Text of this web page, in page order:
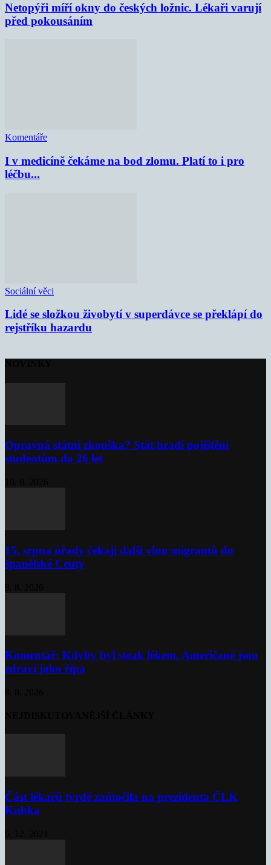
Netopýři míří okny do českých ložnic. Lékaři varují
před pokousáním
Komentáře
I v medicíně čekáme na bod zlomu. Platí to i pro
léčbu...
Sociální věci
Lidé se složkou živobytí v superdávce se překlápí do
rejstříku hazardu
Opravná státní zkouška? Stát hradí pojištění
studentům do 26 let
15. srpna úřady čekají další vlnu migrantů do
španělské Ceuty
Komentář: Kdyby byl steak lékem, Američané jsou
zdraví jako řípa
Část lékařů tvrdě zaútočila na prezidenta ČLK
Kubka